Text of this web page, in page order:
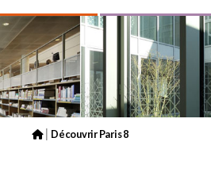
| Découvrir Paris 8